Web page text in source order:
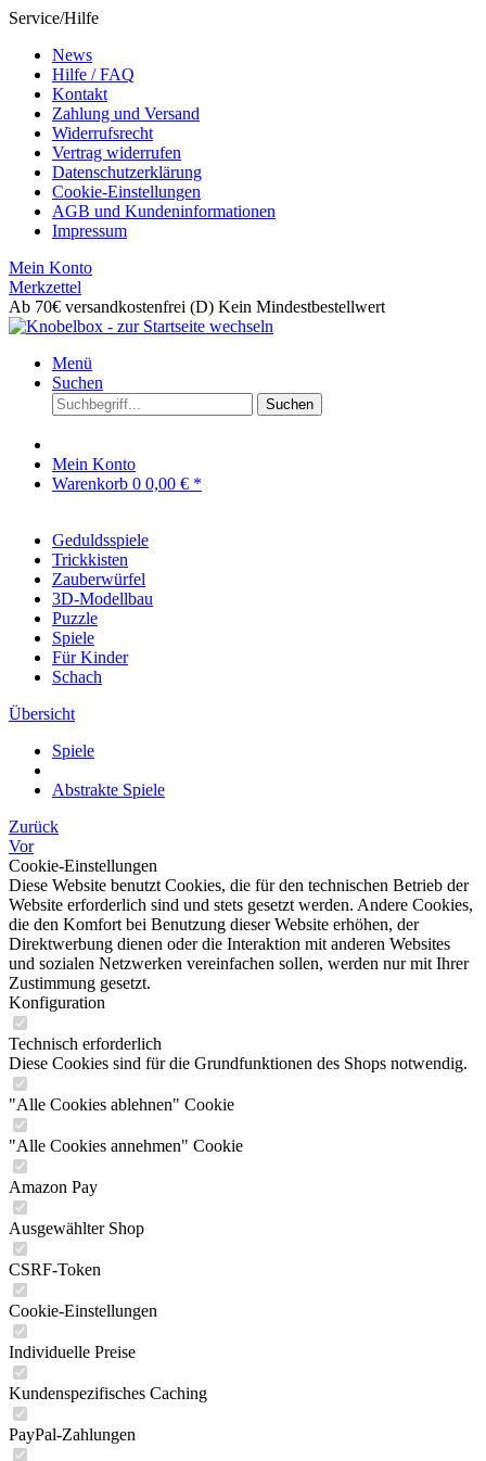
Service/Hilfe
News
Hilfe / FAQ
Kontakt
Zahlung und Versand
Widerrufsrecht
Vertrag widerrufen
Datenschutzerklärung
Cookie-Einstellungen
AGB und Kundeninformationen
Impressum
Mein Konto
Merkzettel
Ab 70€ versandkostenfrei (D) Kein Mindestbestellwert
Menü
Suchen
Suchen
Mein Konto
Warenkorb 0 0,00 € *
Geduldsspiele
Trickkisten
Zauberwürfel
3D-Modellbau
Puzzle
Spiele
Für Kinder
Schach
Übersicht
Spiele
Abstrakte Spiele
Zurück
Vor
Cookie-Einstellungen
Diese Website benutzt Cookies, die für den technischen Betrieb der
Website erforderlich sind und stets gesetzt werden. Andere Cookies,
die den Komfort bei Benutzung dieser Website erhöhen, der
Direktwerbung dienen oder die Interaktion mit anderen Websites
und sozialen Netzwerken vereinfachen sollen, werden nur mit Ihrer
Zustimmung gesetzt.
Konfiguration
Technisch erforderlich
Diese Cookies sind für die Grundfunktionen des Shops notwendig.
"Alle Cookies ablehnen" Cookie
"Alle Cookies annehmen" Cookie
Amazon Pay
Ausgewählter Shop
CSRF-Token
Cookie-Einstellungen
Individuelle Preise
Kundenspezifisches Caching
PayPal-Zahlungen